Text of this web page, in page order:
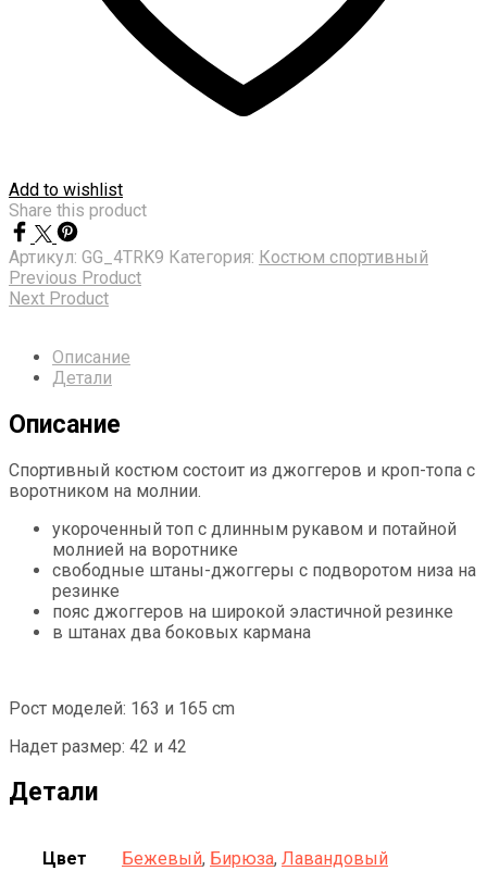
Add to wishlist
Share this product
Артикул: GG_4TRK9 Категория: Костюм спортивный
Previous Product
Next Product
Описание
Детали
Описание
Спортивный костюм состоит из джоггеров и кроп-топа с
воротником на молнии.
укороченный топ с длинным рукавом и потайной
молнией на воротнике
свободные штаны-джоггеры с подворотом низа на
резинке
пояс джоггеров на широкой эластичной резинке
в штанах два боковых кармана
Рост моделей: 163 и 165 cm
Надет размер: 42 и 42
Детали
Цвет Бежевый, Бирюза, Лавандовый